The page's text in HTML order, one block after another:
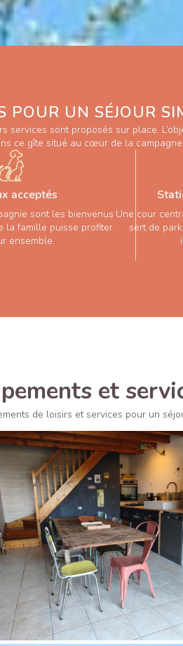
POUR UN SÉJOUR
sont proposés sur place.
ce gîte situé au cœur de la
acceptés
sont les bienvenus
la famille puisse profiter
ensemble.
Une cour
sert de
et
de loisirs et services pour un